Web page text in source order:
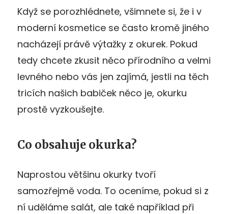
Když se porozhlédnete, všimnete si, že i v
moderní kosmetice se často kromě jiného
nacházejí právě výtažky z okurek. Pokud
tedy chcete zkusit něco přírodního a velmi
levného nebo vás jen zajímá, jestli na těch
tricích našich babiček něco je, okurku
prostě vyzkoušejte.
Co obsahuje okurka?
Naprostou většinu okurky tvoří
samozřejmě voda. To oceníme, pokud si z
ní uděláme salát, ale také například při